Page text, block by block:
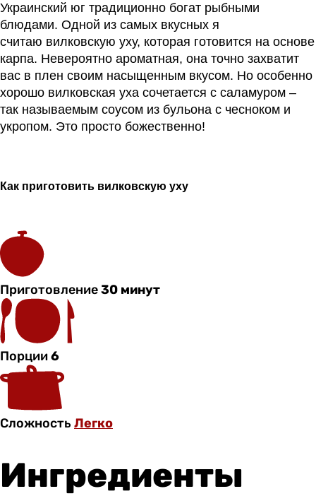
Украинский юг традиционно богат рыбными
блюдами. Одной из самых вкусных я
считаю вилковскую уху, которая готовится на основе
карпа. Невероятно ароматная, она точно захватит
вас в плен своим насыщенным вкусом. Но особенно
хорошо вилковская уха сочетается с саламуром –
так называемым соусом из бульона с чесноком и
укропом. Это просто божественно!
Как приготовить вилковскую уху
Приготовление30 минут
Порции6
Сложность Легко
Ингредиенты